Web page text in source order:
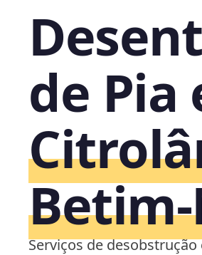
de Pia
Serviços de desobstrução